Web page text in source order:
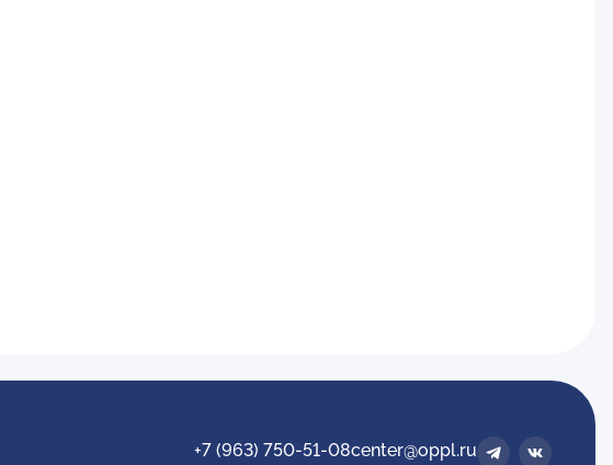
+7 (963) 750-51-08center@oppl.ru